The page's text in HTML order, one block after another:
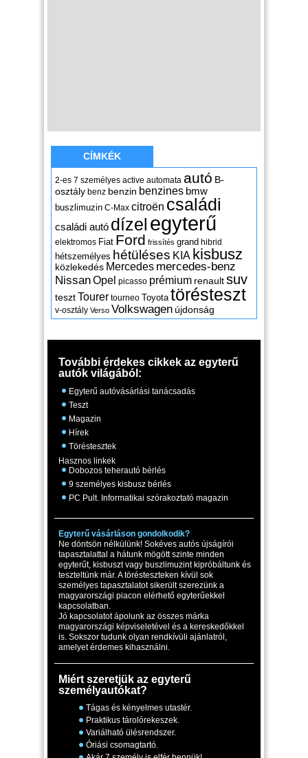
CÍMKÉK
2-es 7 személyes active automata autó B-
osztály benz benzin benzines bmw
buszlimuzin C-Max citroën családi
családi autó dízel egyterű
elektromos Fiat Ford frissítés grand hibrid
hétszemélyes hétüléses KIA kisbusz
közlekedés Mercedes mercedes-benz
NissanOpel picasso prémium renaultsuv
tesztTourer tourneo Toyota törésteszt
v-osztály Verso Volkswagen újdonság
További érdekes cikkek az egyterű
autók világából:
Egyterű autóvásárlási tanácsadás
Teszt
Magazin
Hírek
Töréstesztek
Hasznos linkek
Dobozos teherautó bérlés
9 személyes kisbusz bérlés
PC Pult. Informatikai szórakoztató magazin
Egyterű vásárláson gondolkodik?
Ne döntsön nélkülünk! Sokéves autós újságírói
tapasztalattal a hátunk mögött szinte minden
egyterűt, kisbuszt vagy buszlimuzint kipróbáltunk és
teszteltünk már. A törésteszteken kívül sok
személyes tapasztalatot sikerült szerezünk a
magyarországi piacon elérhető egyterűekkel
kapcsolatban.
Jó kapcsolatot ápolunk az összes márka
magyarországi képviseletével és a kereskedőkkel
is. Sokszor tudunk olyan rendkívüli ajánlatról,
amelyet érdemes kihasználni.
Miért szeretjük az egyterű
személyautókat?
Tágas és kényelmes utastér.
Praktikus tárolórekeszek.
Variálható ülésrendszer.
Óriási csomagtartó.